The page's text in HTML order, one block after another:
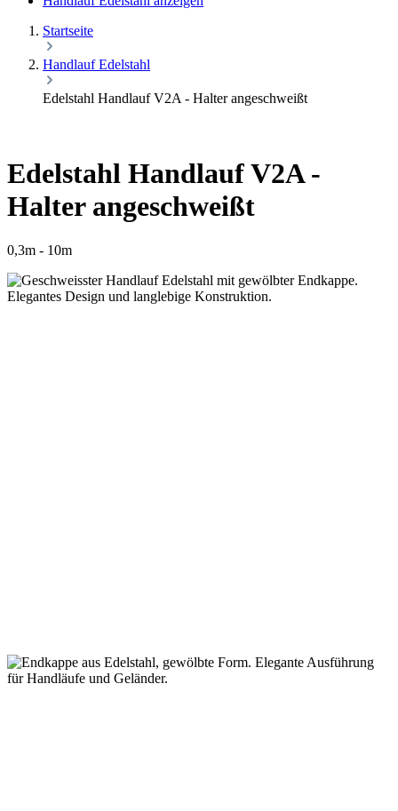
Startseite
Handlauf Edelstahl
Edelstahl Handlauf V2A - Halter angeschweißt
Edelstahl Handlauf V2A -
Halter angeschweißt
0,3m - 10m